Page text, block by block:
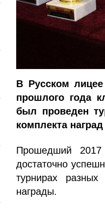
В Русском
прошлого года
был проведен
комплекта
Прошедший
достаточно
турнирах
награды.